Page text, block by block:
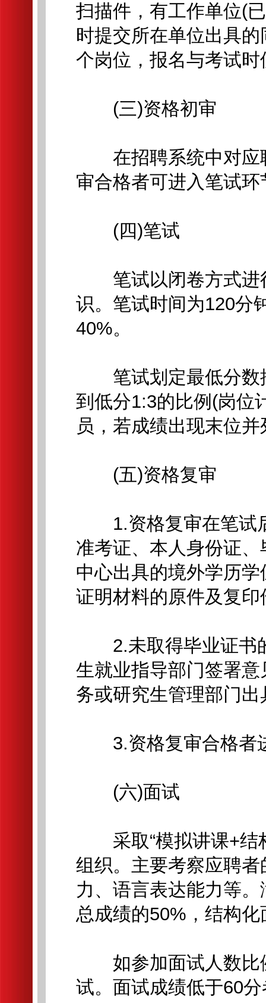
扫描件，有工作单位(
时提交所在单位出具
个岗位，报名与考试
(三)资格初审
在招聘系统中对应
审合格者可进入笔试环
(四)笔试
笔试以闭卷方式进
识。笔试时间为120分
40%。
笔试划定最低分数
到低分1:3的比例(岗位
员，若成绩出现末位
(五)资格复审
1.资格复审在笔试
准考证、本人身份证
中心出具的境外学历
证明材料的原件及复
2.未取得毕业证书
生就业指导部门签署
务或研究生管理部门
3.资格复审合格者
(六)面试
采取“模拟讲课+结
组织。主要考察应聘
力、语言表达能力等
总成绩的50%，结构
如参加面试人数比
试。面试成绩低于60